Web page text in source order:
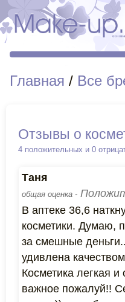
Главная / Все
Отзывы о
4 положительных и 0
Таня
общая оценка -
В аптеке 36,6
косметики. Думаю,
за смешные
удивлена
Косметика легкая и
важное пожалуй!!